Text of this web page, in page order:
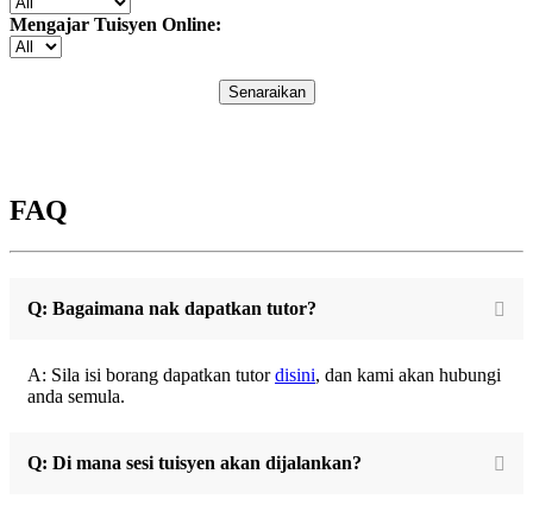
Mengajar Tuisyen Online:
Senaraikan
FAQ
Q: Bagaimana nak dapatkan tutor?
A: Sila isi borang dapatkan tutordisini, dan kami akan hubungi
anda semula.
Q: Di mana sesi tuisyen akan dijalankan?